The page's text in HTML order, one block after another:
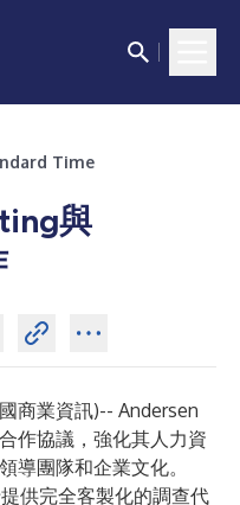
Time
與
商業資訊)-- Andersen
作協議，強化其人力資
導團隊和企業文化。
供完全客製化的調查代